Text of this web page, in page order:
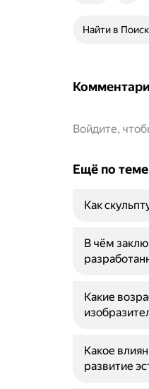
Найти в
Войдите,
Ещё по теме
Как
В чём
Какие
Какое
развитие